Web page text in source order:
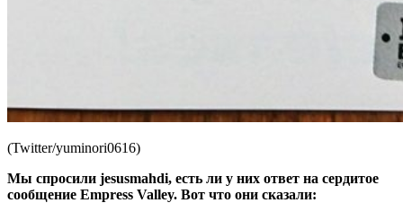
(Twitter/yuminori0616)
Мы спросили jesusmahdi, есть ли у них ответ на сердитое
сообщение Empress Valley. Вот что они сказали: